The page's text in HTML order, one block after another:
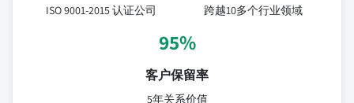
ISO 9001-2015 认证公司 跨越10多个行业领域
95%
客户保留率
5年关系价值